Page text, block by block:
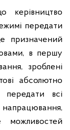
керівництво
передати
призначений
в першу
зроблені
абсолютно
передати всі